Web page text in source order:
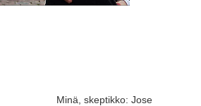
Minä, skeptikko: Jose